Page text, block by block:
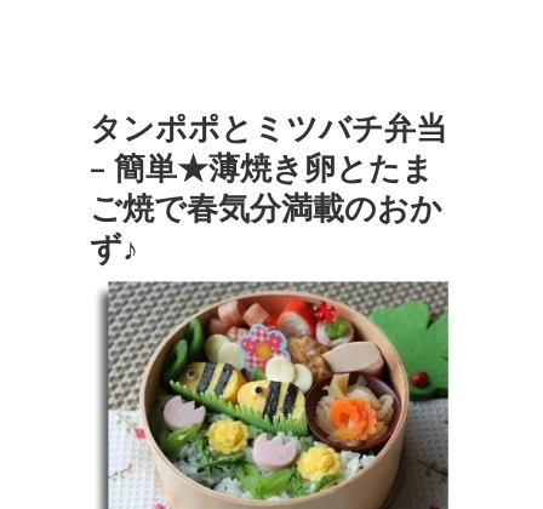
タンポポとミツバチ弁当
– 簡単★薄焼き卵とたま
ご焼で春気分満載のおか
ず♪